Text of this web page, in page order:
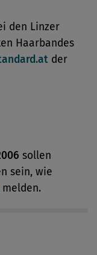
den Linzer
Haarbandes
der
sollen
sein, wie
melden.